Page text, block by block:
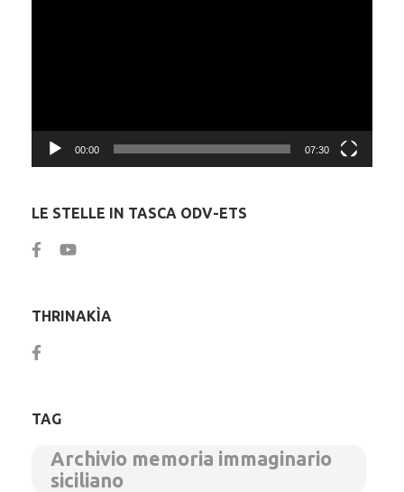
00:00 07:30
LE STELLE IN TASCA ODV-ETS
THRINAKÌA
TAG
Archivio memoria immaginario
siciliano